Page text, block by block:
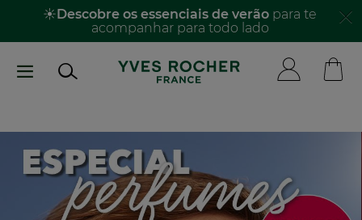
conteúdo
☀️Descobre os essenciais de verão para te
acompanhar para todo lado​